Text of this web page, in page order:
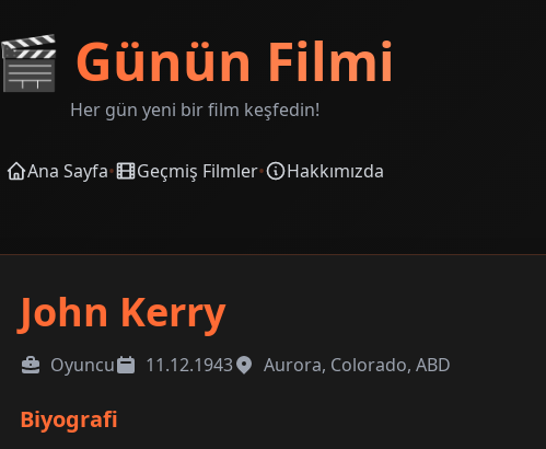
🎬 Günün Filmi
Her gün yeni bir film keşfedin!
Ana Sayfa• Geçmiş Filmler• Hakkımızda
John Kerry
Oyuncu 11.12.1943 Aurora, Colorado, ABD
Biyografi